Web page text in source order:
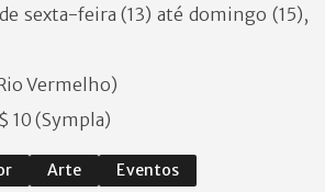
sexta-feira (13) até domingo (15),
Vermelho)
10 (Sympla)
Arte Eventos